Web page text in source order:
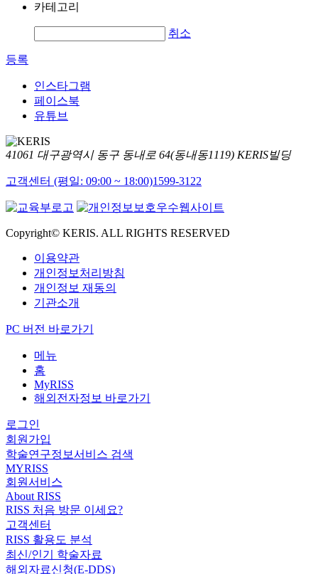
카테고리
취소
등록
인스타그램
페이스북
유튜브
41061 대구광역시 동구 동내로 64(동내동1119) KERIS빌딩
고객센터 (평일: 09:00 ~ 18:00)1599-3122
Copyright© KERIS. ALL RIGHTS RESERVED
이용약관
개인정보처리방침
개인정보 재동의
기관소개
PC 버전 바로가기
메뉴
홈
MyRISS
해외전자정보 바로가기
로그인
회원가입
학술연구정보서비스 검색
MYRISS
회원서비스
About RISS
RISS 처음 방문 이세요?
고객센터
RISS 활용도 분석
최신/인기 학술자료
해외자료신청(E-DDS)